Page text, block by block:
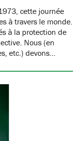
cette journée
à travers le monde.
à la protection de
Nous (en
etc.) devons…